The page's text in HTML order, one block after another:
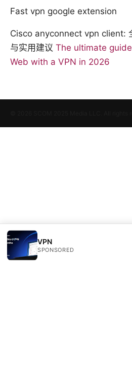
Fast vpn google extension
Cisco anyconnect vpn client:
与实用建议 The ultimate
Web with a VPN in 2026
VPN
SPONSORED